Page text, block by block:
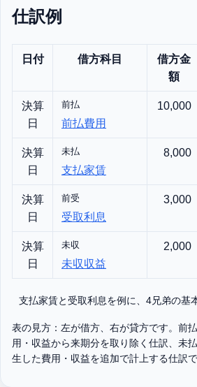
仕訳例
支払家賃と受取利息を例に、4兄弟の基
日付 借方科目
借方金
額
決算
日
前払
前払費用
10,000
決算
日
未払
支払家賃
8,000
決算
日
前受
受取利息
3,000
決算
日
未収
未収収益
2,000
表の見方：左が借方、右が貸方です。前
用・収益から来期分を取り除く仕訳、未
生した費用・収益を追加で計上する仕訳で